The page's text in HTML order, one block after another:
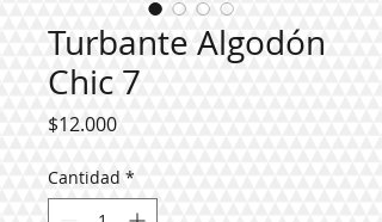
Turbante Algodón
Chic 7
$12.000Precio
Cantidad *